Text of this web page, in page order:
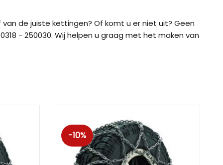
Easy-Fit CU-9 König Easy-Fit voor SUV’s
de juiste kettingen? Of komt u er niet uit? Geen
- 250030. Wij helpen u graag met het maken van
-10%